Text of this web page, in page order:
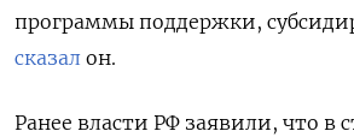
программы поддержки,
сказал он.
Ранее власти РФ заявили, что в